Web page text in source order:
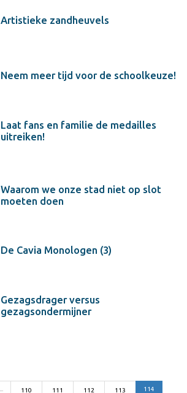
Artistieke zandheuvels
Neem meer tijd voor de schoolkeuze!
Laat fans en familie de medailles
uitreiken!
Waarom we onze stad niet op slot
moeten doen
De Cavia Monologen (3)
Gezagsdrager versus
gezagsondermijner
110 111 112 113 114